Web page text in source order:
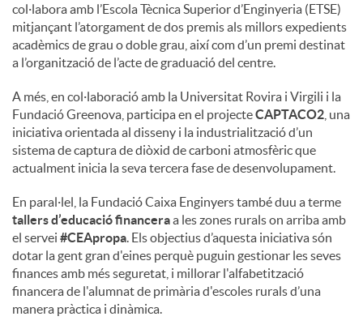
col·labora amb l’Escola Tècnica Superior d’Enginyeria (ETSE)
mitjançant l’atorgament de dos premis als millors expedients
acadèmics de grau o doble grau, així com d’un premi destinat
a l’organització de l’acte de graduació del centre.
A més, en col·laboració amb la Universitat Rovira i Virgili i la
Fundació Greenova, participa en el projecteCAPTACO2 , una
iniciativa orientada al disseny i la industrialització d’un
sistema de captura de diòxid de carboni atmosfèric que
actualment inicia la seva tercera fase de desenvolupament.
En paral·lel, la Fundació Caixa Enginyers també duu a terme
tallers d’educació financeraa les zones rurals on arriba amb
el servei #CEApropa. Els objectius d’aquesta iniciativa són
dotar la gent gran d'eines perquè puguin gestionar les seves
finances amb més seguretat, i millorar l'alfabetització
financera de l'alumnat de primària d'escoles rurals d’una
manera pràctica i dinàmica.